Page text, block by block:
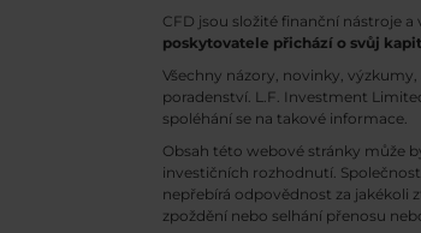
CFD jsou složité finanční nástroje
poskytovatele přichází o svůj
Všechny názory, novinky,
poradenství. L.F. Investment
spoléhání se na takové informace.
Obsah této webové stránky může
investičních rozhodnutí.
nepřebírá odpovědnost za
zpoždění nebo selhání přenosu